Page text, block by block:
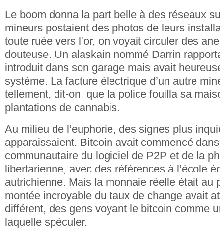
Le boom donna la part belle à des réseaux
mineurs postaient des photos de leurs
toute ruée vers l’or, on voyait circuler des
douteuse. Un alaskain nommé Darrin
introduit dans son garage mais avait
système. La facture électrique d’un autre
tellement, dit-on, que la police fouilla sa
plantations de cannabis.
Au milieu de l’euphorie, des signes plus
apparaissaient. Bitcoin avait commencé dans
communautaire du logiciel de P2P et de la
libertarienne, avec des références à l’école
autrichienne. Mais la monnaie réelle était au
montée incroyable du taux de change avait
différent, des gens voyant le bitcoin comme
laquelle spéculer.